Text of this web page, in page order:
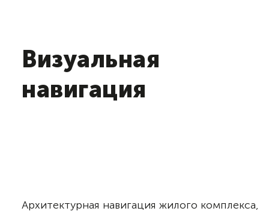
Визуальная
навигация
Архитектурная навигация жилого комплекса,